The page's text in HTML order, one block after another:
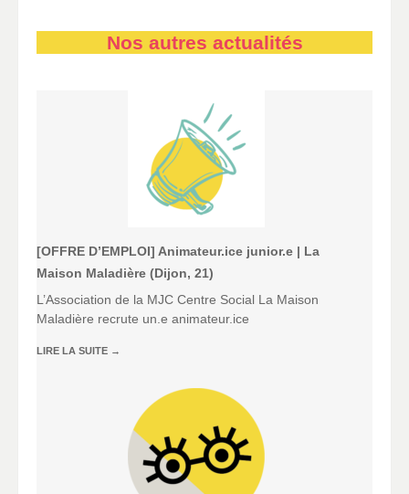
Nos autres actualités
[OFFRE D’EMPLOI] Animateur.ice junior.e | La
Maison Maladière (Dijon, 21)
L’Association de la MJC Centre Social La Maison
Maladière recrute un.e animateur.ice
LIRE LA SUITE →